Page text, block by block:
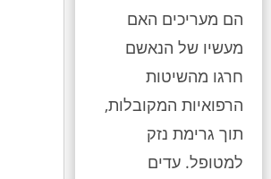
הם מעריכים האם
מעשיו של הנאשם
חרגו מהשיטות
הרפואיות המקובלות,
תוך גרימת נזק
למטופל. עדים